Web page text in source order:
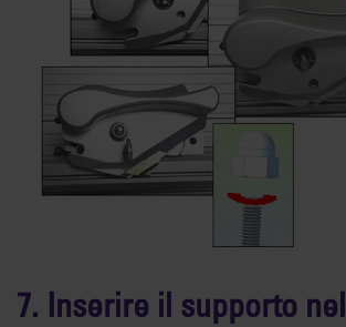
7. Inserire il supporto nel